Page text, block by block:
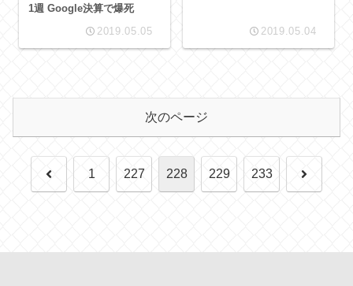
1週 Google決算で爆死
2019.05.05
2019.05.04
次のページ
前 1 227 228 229 233 次